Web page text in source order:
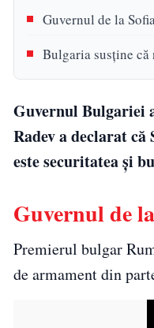
Guvernul de la
Bulgaria susține
Guvernul Bulgariei
Radev a declarat
este securitatea și
Guvernul de
Premierul bulgar
de armament din